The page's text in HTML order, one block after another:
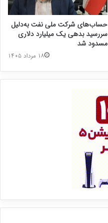
حساب‌های شرکت ملی نفت به‌دلیل
سررسید بدهی یک میلیارد دلاری
مسدود شد
۱۸ مرداد ۱۴۰۵